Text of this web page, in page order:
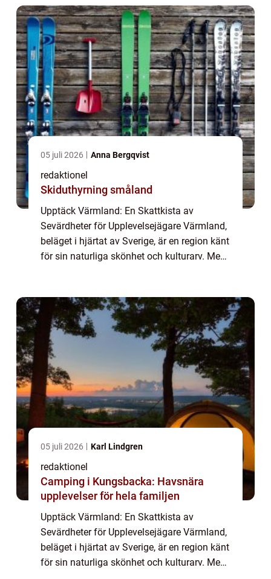
05 juli 2026 Anna Bergqvist
redaktionel
Skiduthyrning småland
Upptäck Värmland: En Skattkista av
Sevärdheter för Upplevelsejägare Värmland,
beläget i hjärtat av Sverige, är en region känt
för sin naturliga skönhet och kulturarv. Med
05 juli 2026 Karl Lindgren
redaktionel
Camping i Kungsbacka: Havsnära
upplevelser för hela familjen
Upptäck Värmland: En Skattkista av
Sevärdheter för Upplevelsejägare Värmland,
beläget i hjärtat av Sverige, är en region känt
för sin naturliga skönhet och kulturarv. Med